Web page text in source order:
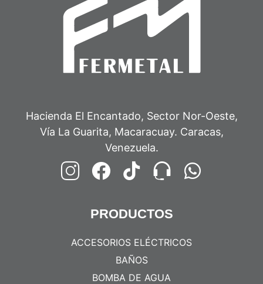
Hacienda El Encantado, Sector Nor-Oeste,
Vía La Guarita, Macaracuay. Caracas,
Venezuela.
PRODUCTOS
ACCESORIOS ELÉCTRICOS
BAÑOS
BOMBA DE AGUA